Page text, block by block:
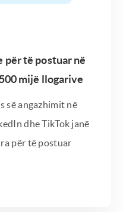
për të postuar në
mijë llogarive
së angazhimit në
dhe TikTok janë
për të postuar